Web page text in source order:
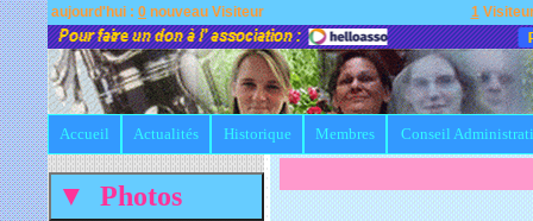
aujourd'hui : 0 nouveau Visiteur 1
Accueil Actualités Historique Membres Conseil